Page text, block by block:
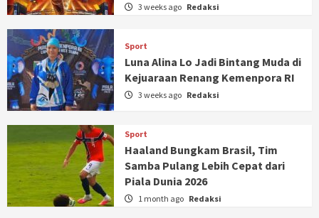
3 weeks ago Redaksi
Sport
Luna Alina Lo Jadi Bintang Muda di
Kejuaraan Renang Kemenpora RI
3 weeks ago Redaksi
Sport
Haaland Bungkam Brasil, Tim
Samba Pulang Lebih Cepat dari
Piala Dunia 2026
1 month ago Redaksi